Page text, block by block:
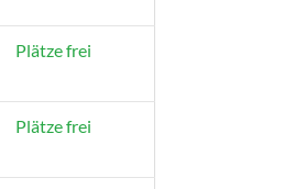
Plätze frei
Plätze frei